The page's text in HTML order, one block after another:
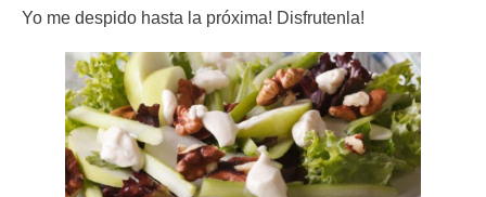
Yo me despido hasta la próxima! Disfrutenla!